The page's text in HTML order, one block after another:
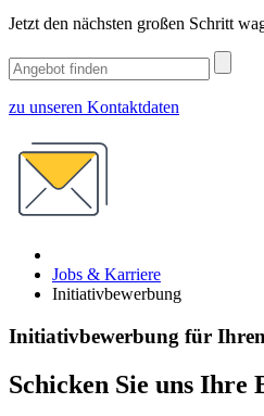
Jetzt den nächsten großen Schritt
zu unseren Kontaktdaten
Jobs & Karriere
Initiativbewerbung
Initiativbewerbung für
Schicken Sie uns Ihre